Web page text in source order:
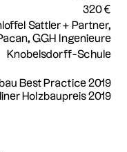
320 €
Sattler + Partner,
GGH Ingenieure
Knobelsdorff-Schule
Best Practice 2019
Holzbaupreis 2019